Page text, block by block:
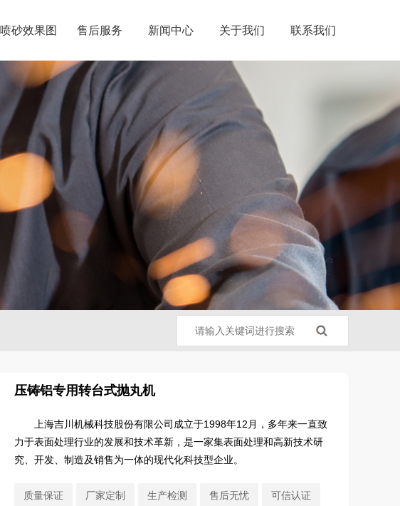
喷砂效果图 售后服务 新闻中心 关于我们 联系我们
压铸铝专用转台式抛丸机
上海吉川机械科技股份有限公司成立于1998年12月，多年来一直致
力于表面处理行业的发展和技术革新，是一家集表面处理和高新技术研
究、开发、制造及销售为一体的现代化科技型企业。
质量保证 厂家定制 生产检测 售后无忧 可信认证